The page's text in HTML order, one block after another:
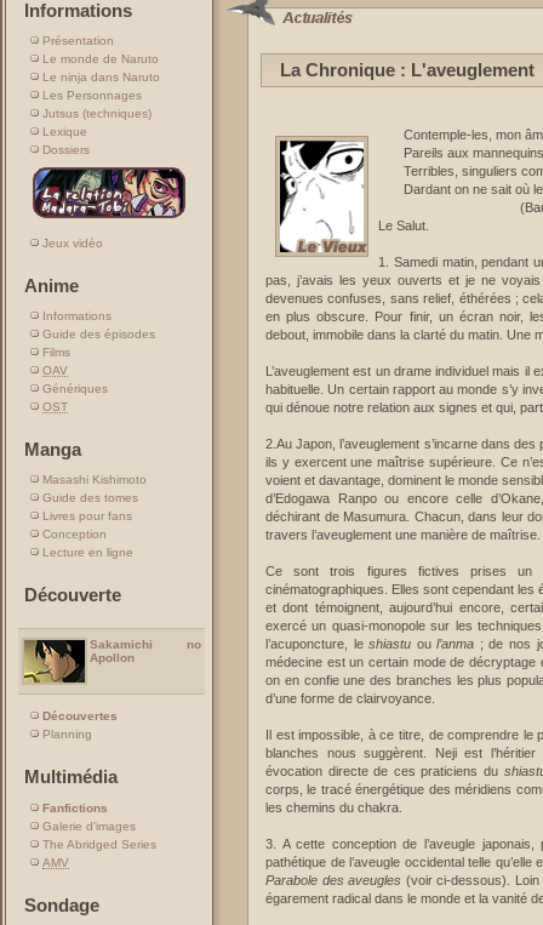
Informations
Présentation
Le monde de Naruto
Le ninja dans Naruto
Les Personnages
Jutsus (techniques)
Lexique
Dossiers
Jeux vidéo
Anime
Informations
Guide des épisodes
Films
OAV
Génériques
OST
Manga
Masashi Kishimoto
Guide des tomes
Livres pour fans
Conception
Lecture en ligne
Découverte
Sakamichi no
Apollon
Découvertes
Planning
Multimédia
Fanfictions
Galerie d'images
The Abridged Series
AMV
Sondage
La Chronique : L'aveuglement
Contemple-les, mon
Pareils aux
Terribles, singuliers
Dardant on ne sait où
(Baudelaire,
Le Salut.
1. Samedi matin, pendant
pas, j’avais les yeux ouverts et je ne
devenues confuses, sans relief, éthérées ;
en plus obscure. Pour finir, un écran noir,
debout, immobile dans la clarté du matin. Une
L’aveuglement est un drame individuel mais
habituelle. Un certain rapport au monde s’y
qui dénoue notre relation aux signes et qui,
2.Au Japon, l’aveuglement s’incarne dans
ils y exercent une maîtrise supérieure. Ce
voient et davantage, dominent le monde
d’Edogawa Ranpo ou encore celle
déchirant de Masumura. Chacun, dans leur
travers l’aveuglement une manière de
Ce sont trois figures fictives prises un
cinématographiques. Elles sont cependant les
et dont témoignent, aujourd’hui encore,
exercé un quasi-monopole sur les
l’acuponcture, leshiastu oul’anma ; de nos
médecine est un certain mode de décryptage
on en confie une des branches les plus
d’une forme de clairvoyance.
Il est impossible, à ce titre, de comprendre le
blanches nous suggèrent. Neji est
évocation directe de ces praticiens du
corps, le tracé énergétique des méridiens
les chemins du chakra.
3. A cette conception de l’aveugle
pathétique de l’aveugle occidental telle
Parabole des aveugles (voir ci-dessous). Loin
égarement radical dans le monde et la vanité